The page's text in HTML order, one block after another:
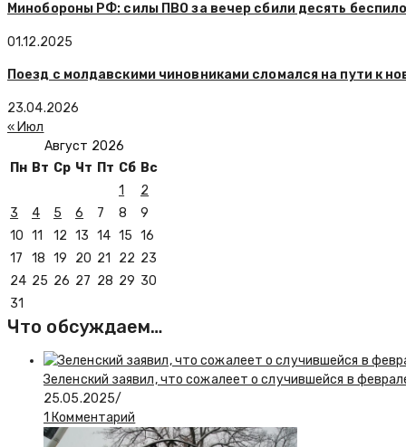
Минобороны РФ: силы ПВО за вечер сбили десять
01.12.2025
Поезд с молдавскими чиновниками сломался на пути к
23.04.2026
« Июл
Август 2026
Пн Вт Ср Чт Пт Сб Вс
1
2
3
4 5 6 7 8
9
10 11 12 13 14 15 16
17
18 19 20 21 22 23
24 25 26 27 28 29 30
31
Что обсуждаем…
Зеленский заявил, что сожалеет о случившейся в
25.05.2025/
1 Комментарий